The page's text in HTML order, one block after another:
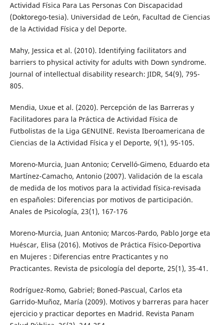
Actividad Física Para Las Personas Con Discapacidad
(Doktorego-tesia). Universidad de León, Facultad de Ciencias
de la Actividad Física y del Deporte.
Mahy, Jessica et al. (2010). Identifying facilitators and
barriers to physical activity for adults with Down syndrome.
Journal of intellectual disability research: JIDR, 54(9), 795-
805.
Mendia, Uxue et al. (2020). Percepción de las Barreras y
Facilitadores para la Práctica de Actividad Física de
Futbolistas de la Liga GENUINE. Revista Iberoamericana de
Ciencias de la Actividad Física y el Deporte, 9(1), 95-105.
Moreno-Murcia, Juan Antonio; Cervelló-Gimeno, Eduardo eta
Martínez-Camacho, Antonio (2007). Validación de la escala
de medida de los motivos para la actividad física-revisada
en españoles: Diferencias por motivos de participación.
Anales de Psicología, 23(1), 167-176
Moreno-Murcia, Juan Antonio; Marcos-Pardo, Pablo Jorge eta
Huéscar, Elisa (2016). Motivos de Práctica Físico-Deportiva
en Mujeres : Diferencias entre Practicantes y no
Practicantes. Revista de psicología del deporte, 25(1), 35-41.
Rodríguez-Romo, Gabriel; Boned-Pascual, Carlos eta
Garrido-Muñoz, María (2009). Motivos y barreras para hacer
ejercicio y practicar deportes en Madrid. Revista Panam